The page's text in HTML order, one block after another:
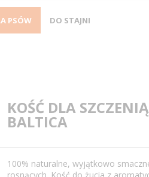
PSÓW DO STAJNI
KOŚĆ DLA
BALTICA
100% naturalne, wyjątkowo